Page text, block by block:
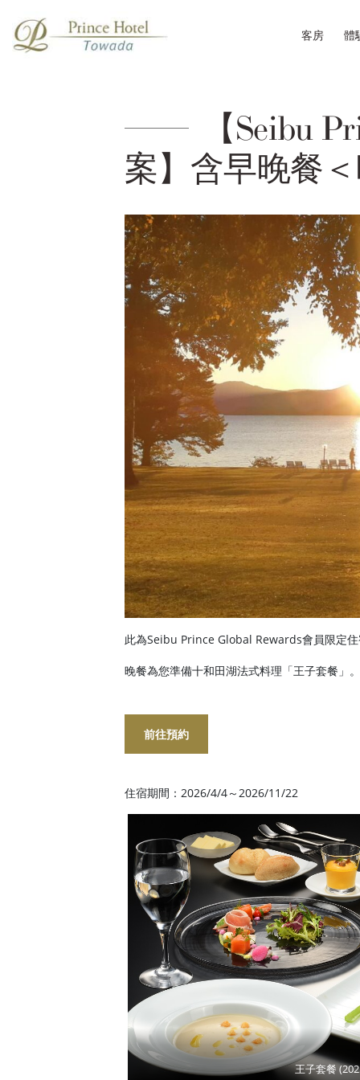
客房 體
【Seibu
案】含早晚餐
此為Seibu Prince Global Rewards會員限定
晚餐為您準備十和田湖法式料理「王子套餐」。
前往預約
住宿期間：2026/4/4～2026/11/22
王子套餐